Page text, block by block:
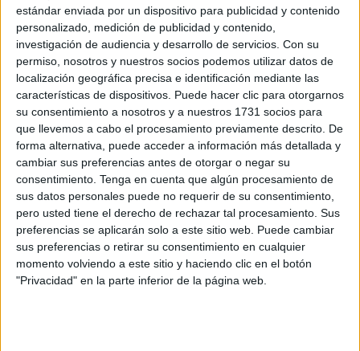
estándar enviada por un dispositivo para publicidad y contenido
personalizado, medición de publicidad y contenido,
investigación de audiencia y desarrollo de servicios. Con su
permiso, nosotros y nuestros socios podemos utilizar datos de
localización geográfica precisa e identificación mediante las
características de dispositivos. Puede hacer clic para otorgarnos
su consentimiento a nosotros y a nuestros 1731 socios para
que llevemos a cabo el procesamiento previamente descrito. De
forma alternativa, puede acceder a información más detallada y
cambiar sus preferencias antes de otorgar o negar su
consentimiento. Tenga en cuenta que algún procesamiento de
sus datos personales puede no requerir de su consentimiento,
pero usted tiene el derecho de rechazar tal procesamiento. Sus
preferencias se aplicarán solo a este sitio web. Puede cambiar
sus preferencias o retirar su consentimiento en cualquier
momento volviendo a este sitio y haciendo clic en el botón
"Privacidad" en la parte inferior de la página web.
Gallant a la controvertida legislación de exención del
servicio militar, que ha sido exigida por los socios de la
coalición ultra ortodoxa cuyo apoyo el Likud necesita para
mantenerse en el poder. Gallant que es partidario de que
todos los ciudadanos deben arrimar el hombro para salvar
la nación, ha sido sustituido por el ministro de Exteriores
sin ninguna experiencia en los asuntos de Defensa, en
esta etapa tan crucial al estar el país en guerra en varios
frentes.